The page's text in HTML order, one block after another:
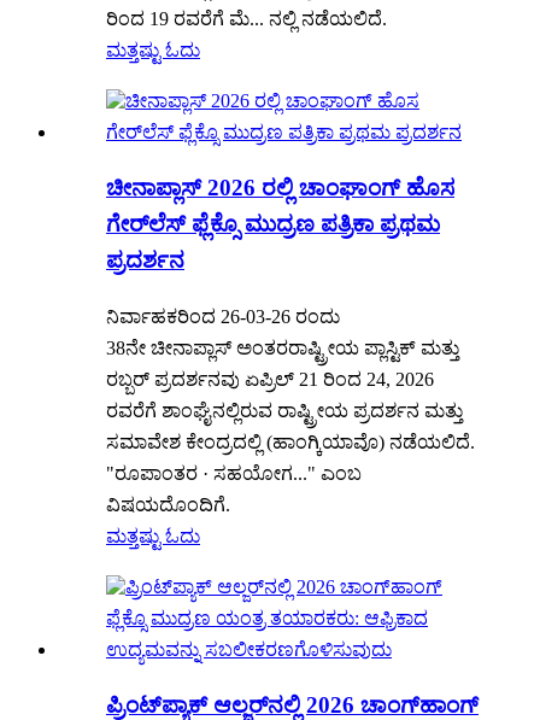
ರಿಂದ 19 ರವರೆಗೆ ಮೆ... ನಲ್ಲಿ ನಡೆಯಲಿದೆ.
ಮತ್ತಷ್ಟು ಓದು
ಚೀನಾಪ್ಲಾಸ್ 2026 ರಲ್ಲಿ ಚಾಂಘಾಂಗ್ ಹೊಸ
ಗೇರ್‌ಲೆಸ್ ಫ್ಲೆಕ್ಸೊ ಮುದ್ರಣ ಪತ್ರಿಕಾ ಪ್ರಥಮ
ಪ್ರದರ್ಶನ
ನಿರ್ವಾಹಕರಿಂದ 26-03-26 ರಂದು
38ನೇ ಚೀನಾಪ್ಲಾಸ್ ಅಂತರರಾಷ್ಟ್ರೀಯ ಪ್ಲಾಸ್ಟಿಕ್ ಮತ್ತು
ರಬ್ಬರ್ ಪ್ರದರ್ಶನವು ಏಪ್ರಿಲ್ 21 ರಿಂದ 24, 2026
ರವರೆಗೆ ಶಾಂಘೈನಲ್ಲಿರುವ ರಾಷ್ಟ್ರೀಯ ಪ್ರದರ್ಶನ ಮತ್ತು
ಸಮಾವೇಶ ಕೇಂದ್ರದಲ್ಲಿ (ಹಾಂಗ್ಕಿಯಾವೊ) ನಡೆಯಲಿದೆ.
"ರೂಪಾಂತರ · ಸಹಯೋಗ..." ಎಂಬ
ವಿಷಯದೊಂದಿಗೆ.
ಮತ್ತಷ್ಟು ಓದು
ಪ್ರಿಂಟ್‌ಪ್ಯಾಕ್ ಆಲ್ಜರ್‌ನಲ್ಲಿ 2026 ಚಾಂಗ್‌ಹಾಂಗ್